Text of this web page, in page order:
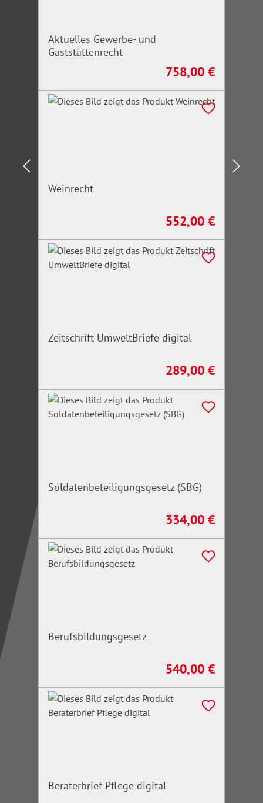
Aktuelles Gewerbe- und
Gaststättenrecht
Regulärer Preis:
758,00 €
Weinrecht
Regulärer Preis:
552,00 €
Zeitschrift UmweltBriefe digital
Regulärer Preis:
289,00 €
Soldatenbeteiligungsgesetz (SBG)
Regulärer Preis:
334,00 €
Berufsbildungsgesetz
Regulärer Preis:
540,00 €
Beraterbrief Pflege digital